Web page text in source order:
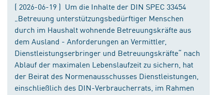
( 2026-06-19 ) Um die Inhalte der DIN SPEC 33454
„Betreuung unterstützungsbedürftiger Menschen
durch im Haushalt wohnende Betreuungskräfte aus
dem Ausland - Anforderungen an Vermittler,
Dienstleistungserbringer und Betreuungskräfte“ nach
Ablauf der maximalen Lebenslaufzeit zu sichern, hat
der Beirat des Normenausschusses Dienstleistungen,
einschließlich des DIN-Verbraucherrats, im Rahmen